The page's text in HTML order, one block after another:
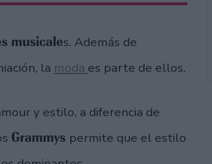
musicales. Además de
la moda es parte de ellos.
y estilo, a diferencia de
Grammys permite que el estilo